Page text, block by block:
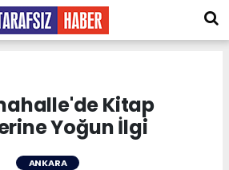
Kitap
Yoğun İlgi
ANKARA